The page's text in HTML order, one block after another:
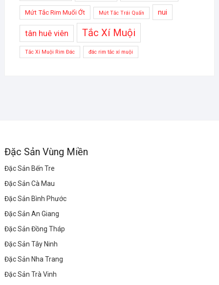
Mứt Tắc Rim Muối Ớt Mứt Tắc Trái Quấn nui
tân huê viên Tắc Xí Muội
Tắc Xí Muội Rim Đác đác rim tắc xí muội
Đặc Sản Vùng Miền
Đặc Sản Bến Tre
Đặc Sản Cà Mau
Đặc Sản Bình Phước
Đặc Sản An Giang
Đặc Sản Đồng Tháp
Đặc Sản Tây Ninh
Đặc Sản Nha Trang
Đặc Sản Trà Vinh